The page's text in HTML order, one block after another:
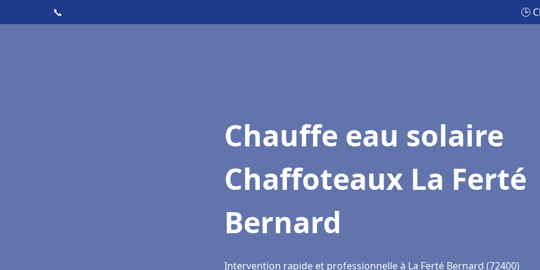
📞 🕒
Chauffe eau solaire
Chaffoteaux La Ferté
Bernard
Intervention rapide et professionnelle à La Ferté Bernard (72400)